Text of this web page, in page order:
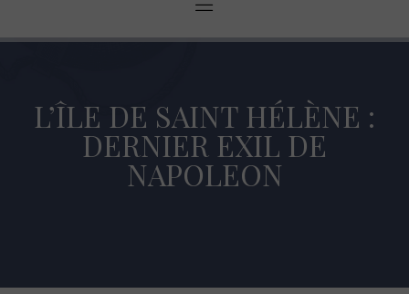
L’ÎLE DE SAINT HÉLÈNE :
DERNIER EXIL DE
NAPOLEON